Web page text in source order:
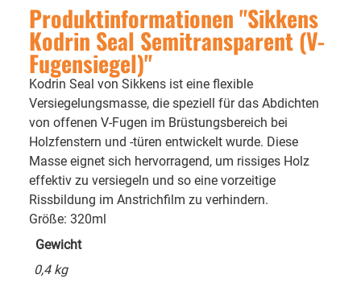
Produktinformationen "Sikkens
Kodrin Seal Semitransparent (V-
Fugensiegel)"
Kodrin Seal von Sikkens ist eine flexible
Versiegelungsmasse, die speziell für das Abdichten
von offenen V-Fugen im Brüstungsbereich bei
Holzfenstern und -türen entwickelt wurde. Diese
Masse eignet sich hervorragend, um rissiges Holz
effektiv zu versiegeln und so eine vorzeitige
Rissbildung im Anstrichfilm zu verhindern.
Größe: 320ml
Gewicht
0,4 kg